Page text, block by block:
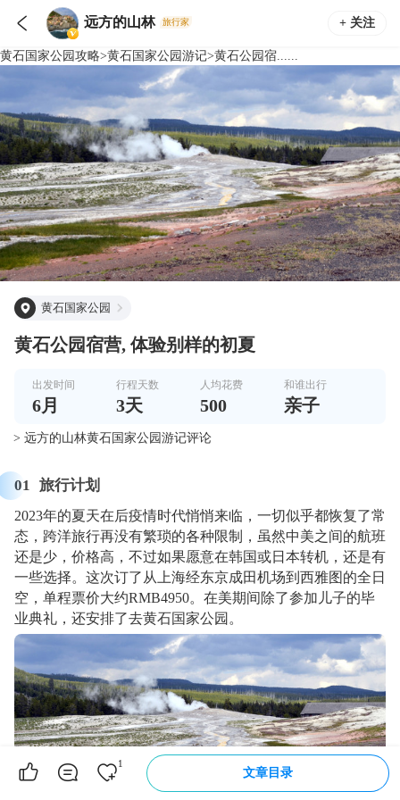
 远方的山林 旅行家 + 关注
黄石国家公园 攻略>黄石国家公园 游记>黄石公园宿......
黄石国家公园
黄石公园宿营, 体验别样的初夏
出发时间
6月
行程天数
3天
人均花费
500
和谁出行
亲子
> 远方的山林黄石国家公园游记评论
01 旅行计划
2023年的夏天在后疫情时代悄悄来临，一切似乎都恢复了常
态，跨洋旅行再没有繁琐的各种限制，虽然中美之间的航班
还是少，价格高，不过如果愿意在韩国或日本转机，还是有
一些选择。这次订了从上海经东京成田机场到西雅图的全日
空，单程票价大约RMB4950。在美期间除了参加儿子的毕
业典礼，还安排了去黄石国家公园。
1
文章目录